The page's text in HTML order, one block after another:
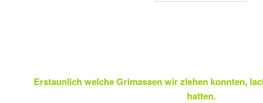
Erstaunlich welche Grimassen wir ziehen konnten,
hatten.